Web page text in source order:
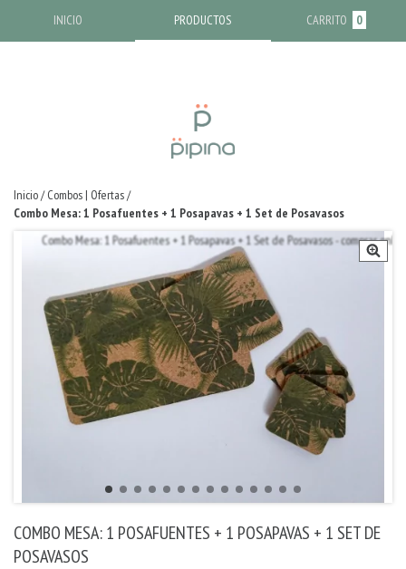
INICIO PRODUCTOS CARRITO 0
Inicio/ Combos | Ofertas/
Combo Mesa: 1 Posafuentes + 1 Posapavas + 1 Set de Posavasos
COMBO MESA: 1 POSAFUENTES + 1 POSAPAVAS + 1 SET DE
POSAVASOS